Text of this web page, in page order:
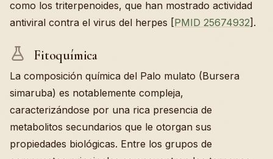
como los triterpenoides, que han mostrado actividad
antiviral contra el virus del herpes [PMID 25674932].
Fitoquímica
La composición química del Palo mulato (Bursera
simaruba) es notablemente compleja,
caracterizándose por una rica presencia de
metabolitos secundarios que le otorgan sus
propiedades biológicas. Entre los grupos de